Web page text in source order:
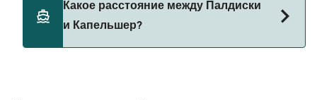
борт парома. Возможно, вам понадобится
паспорт для питомца. Пожалуйста, ознакомьтесь
с правилами перевозки животных у операторов
Какое расстояние между Палдиски
и Капельшер?